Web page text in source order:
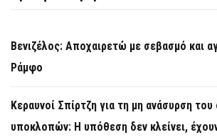
Βενιζέλος: Αποχαιρετώ με σεβασμό και
Ράμφο
Κεραυνοί Σπίρτζη για τη μη ανάσυρση
υποκλοπών: Η υπόθεση δεν κλείνει,